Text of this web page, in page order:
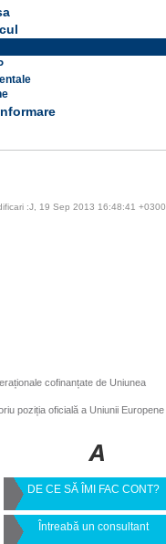
:J, 19 Sep 2013 16:48:41 +0300
cofinanțate de Uniunea
poziția oficială a Uniunii Europene
DE CE SĂ ÎMI FAC CONT?
Întreabă un consultant